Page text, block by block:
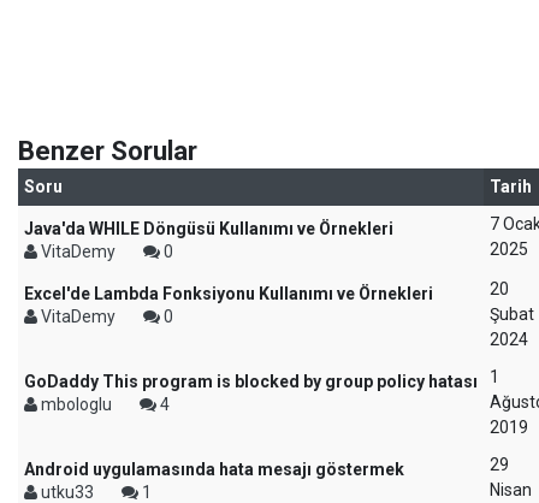
Benzer Sorular
Soru Tarih
Java'da WHILE Döngüsü Kullanımı ve Örnekleri
VitaDemy
0
7
2025
Excel'de Lambda Fonksiyonu Kullanımı ve Örnekleri
VitaDemy
0
20
Şubat
2024
GoDaddy This program is blocked by group policy hatası
mbologlu
4
1
2019
Android uygulamasında hata mesajı göstermek
utku33
1
29
Nisan